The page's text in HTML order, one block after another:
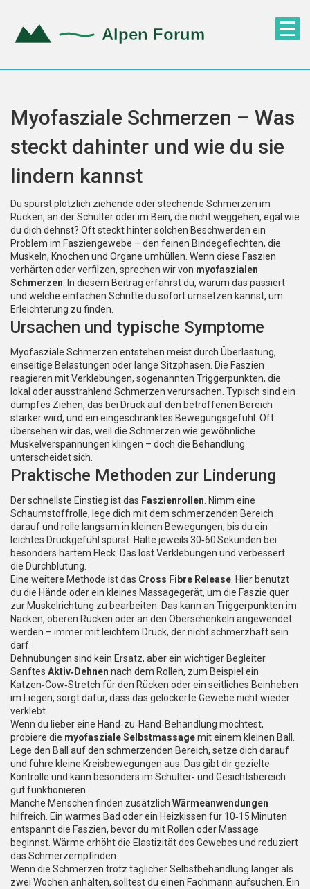
Myofasziale Schmerzen – Was
steckt dahinter und wie du sie
lindern kannst
Du spürst plötzlich ziehende oder stechende Schmerzen im
Rücken, an der Schulter oder im Bein, die nicht weggehen, egal wie
du dich dehnst? Oft steckt hinter solchen Beschwerden ein
Problem im Fasziengewebe – den feinen Bindegeflechten, die
Muskeln, Knochen und Organe umhüllen. Wenn diese Faszien
verhärten oder verfilzen, sprechen wir von myofaszialen
Schmerzen . In diesem Beitrag erfährst du, warum das passiert
und welche einfachen Schritte du sofort umsetzen kannst, um
Erleichterung zu finden.
Ursachen und typische Symptome
Myofasziale Schmerzen entstehen meist durch Überlastung,
einseitige Belastungen oder lange Sitzphasen. Die Faszien
reagieren mit Verklebungen, sogenannten Triggerpunkten, die
lokal oder ausstrahlend Schmerzen verursachen. Typisch sind ein
dumpfes Ziehen, das bei Druck auf den betroffenen Bereich
stärker wird, und ein eingeschränktes Bewegungsgefühl. Oft
übersehen wir das, weil die Schmerzen wie gewöhnliche
Muskelverspannungen klingen – doch die Behandlung
unterscheidet sich.
Praktische Methoden zur Linderung
Der schnellste Einstieg ist das Faszienrollen . Nimm eine
Schaumstoffrolle, lege dich mit dem schmerzenden Bereich
darauf und rolle langsam in kleinen Bewegungen, bis du ein
leichtes Druckgefühl spürst. Halte jeweils 30‑60 Sekunden bei
besonders hartem Fleck. Das löst Verklebungen und verbessert
die Durchblutung.
Eine weitere Methode ist das Cross Fibre Release . Hier benutzt
du die Hände oder ein kleines Massagegerät, um die Faszie quer
zur Muskelrichtung zu bearbeiten. Das kann an Triggerpunkten im
Nacken, oberen Rücken oder an den Oberschenkeln angewendet
werden – immer mit leichtem Druck, der nicht schmerzhaft sein
darf.
Dehnübungen sind kein Ersatz, aber ein wichtiger Begleiter.
Sanftes Aktiv‑Dehnen nach dem Rollen, zum Beispiel ein
Katzen‑Cow‑Stretch für den Rücken oder ein seitliches Beinheben
im Liegen, sorgt dafür, dass das gelockerte Gewebe nicht wieder
verklebt.
Wenn du lieber eine Hand‑zu‑Hand‑Behandlung möchtest,
probiere die myofasziale Selbstmassagemit einem kleinen Ball.
Lege den Ball auf den schmerzenden Bereich, setze dich darauf
und führe kleine Kreisbewegungen aus. Das gibt dir gezielte
Kontrolle und kann besonders im Schulter‑ und Gesichtsbereich
gut funktionieren.
Manche Menschen finden zusätzlich Wärmeanwendungen
hilfreich. Ein warmes Bad oder ein Heizkissen für 10‑15 Minuten
entspannt die Faszien, bevor du mit Rollen oder Massage
beginnst. Wärme erhöht die Elastizität des Gewebes und reduziert
das Schmerzempfinden.
Wenn die Schmerzen trotz täglicher Selbstbehandlung länger als
zwei Wochen anhalten, solltest du einen Fachmann aufsuchen. Ein